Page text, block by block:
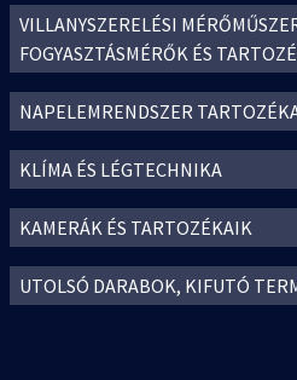
VILLANYSZERELÉSI
FOGYASZTÁSMÉRŐK ÉS
NAPELEMRENDSZER
KLÍMA ÉS LÉGTECHNIKA
KAMERÁK ÉS TARTOZÉKAIK
UTOLSÓ DARABOK, KIFUTÓ